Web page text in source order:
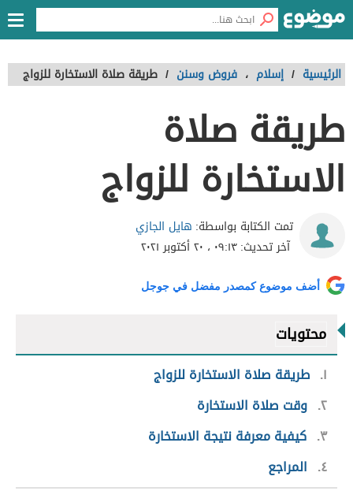
الرئيسية / إسلام ، فروض وسنن / طريقة صلاة الاستخارة للزواج
طريقة صلاة
الاستخارة للزواج
تمت الكتابة بواسطة: هايل الجازي
آخر تحديث:٠٩:١٣ ، ٢٠ أكتوبر ٢٠٢١
أضف موضوع كمصدر مفضل في جوجل
محتويات
١ طريقة صلاة الاستخارة للزواج
٢ وقت صلاة الاستخارة
٣ كيفية معرفة نتيجة الاستخارة
٤
المراجع